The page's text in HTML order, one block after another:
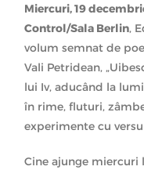
Miercuri, 19
Control/Sala Berlin,
volum semnat de
Vali Petridean,
lui Iv, aducând la
în rime, fluturi,
experimente cu
Cine ajunge miercuri